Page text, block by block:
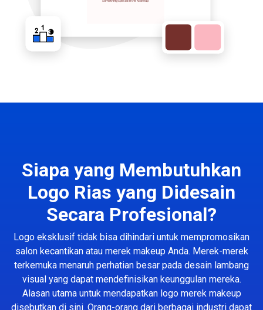
Siapa yang Membutuhkan
Logo Rias yang Didesain
Secara Profesional?
Logo eksklusif tidak bisa dihindari untuk mempromosikan
salon kecantikan atau merek makeup Anda. Merek-merek
terkemuka menaruh perhatian besar pada desain lambang
visual yang dapat mendefinisikan keunggulan mereka.
Alasan utama untuk mendapatkan logo merek makeup
disebutkan di sini. Orang-orang dari berbagai industri dapat